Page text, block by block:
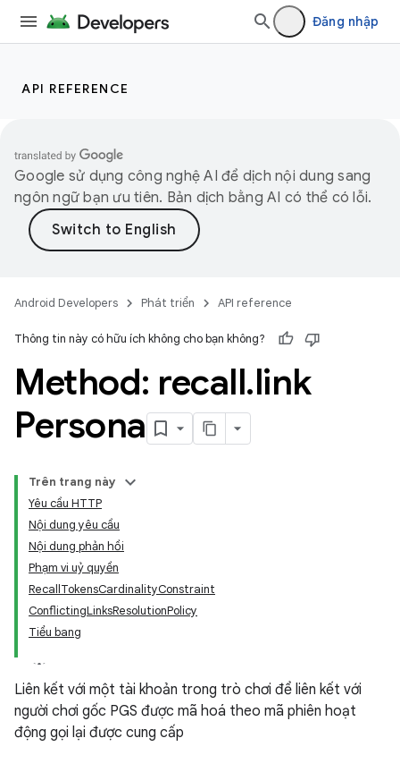
Đăng nhập
API REFERENCE
Google sử dụng công nghệ AI để dịch nội dung sang
ngôn ngữ bạn ưu tiên. Bản dịch bằng AI có thể có lỗi.
Android Developers Phát triển API reference
Thông tin này có hữu ích không cho bạn không?
Method: recall.link
Persona
Trên trang này
Yêu cầu HTTP
Nội dung yêu cầu
Nội dung phản hồi
Phạm vi uỷ quyền
RecallTokensCardinalityConstraint
ConflictingLinksResolutionPolicy
Tiểu bang
Liên kết với một tài khoản trong trò chơi để liên kết với
người chơi gốc PGS được mã hoá theo mã phiên hoạt
động gọi lại được cung cấp